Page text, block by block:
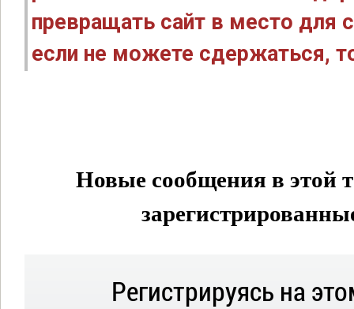
превращать сайт в место для
если не можете сдержаться,
Новые сообщения в этой
Регистрируясь на